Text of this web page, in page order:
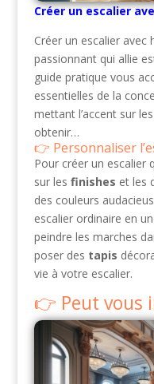
Créer un escalier
Créer un escalier avec
passionnant qui allie
guide pratique vous
essentielles de la
mettant l’accent sur
obtenir…
Personnaliser
Pour créer un escalier
sur les finishes et les
des couleurs
escalier ordinaire en
peindre les marches
poser des tapis
vie à votre escalier.
Peut vous